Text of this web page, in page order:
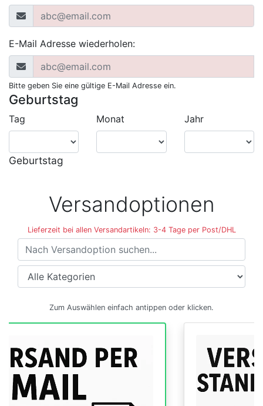
E-Mail Adresse wiederholen:
Bitte geben Sie eine gültige E-Mail Adresse ein.
Geburtstag
Tag Monat Jahr
Geburtstag
Versandoptionen
Lieferzeit bei allen Versandartikeln: 3-4 Tage per Post/DHL
Versandoptionen
Zum Auswählen einfach antippen oder klicken.